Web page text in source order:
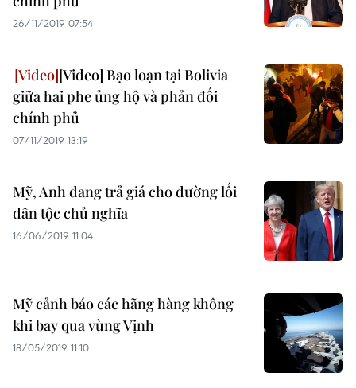
26/11/2019 07:54
[Video] Bạo loạn tại Bolivia
giữa hai phe ủng hộ và phản đối
chính phủ
07/11/2019 13:19
Mỹ, Anh đang trả giá cho đường lối
dân tộc chủ nghĩa
16/06/2019 11:04
Mỹ cảnh báo các hãng hàng không
khi bay qua vùng Vịnh
18/05/2019 11:10